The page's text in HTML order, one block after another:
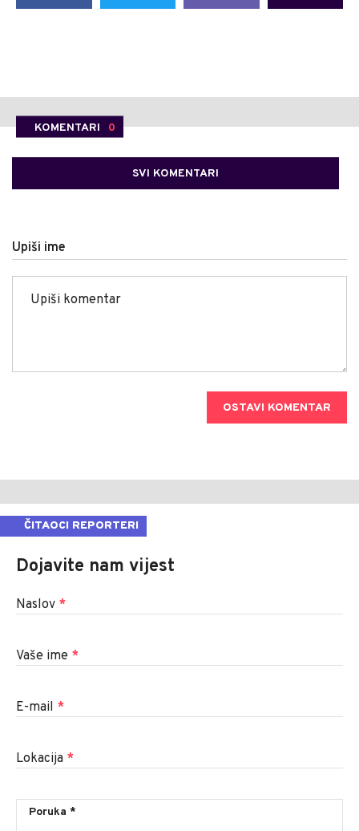
KOMENTARI 0
SVI KOMENTARI
Upiši ime
OSTAVI KOMENTAR
ČITAOCI REPORTERI
Dojavite nam vijest
Naslov *
Vaše ime *
E-mail *
Lokacija *